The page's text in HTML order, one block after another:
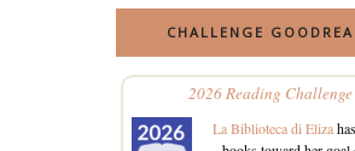
CHALLENGE
2026 Reading Challenge
La Biblioteca di Eliza